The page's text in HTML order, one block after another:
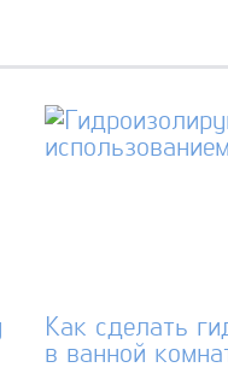
Как сделать
в ванной